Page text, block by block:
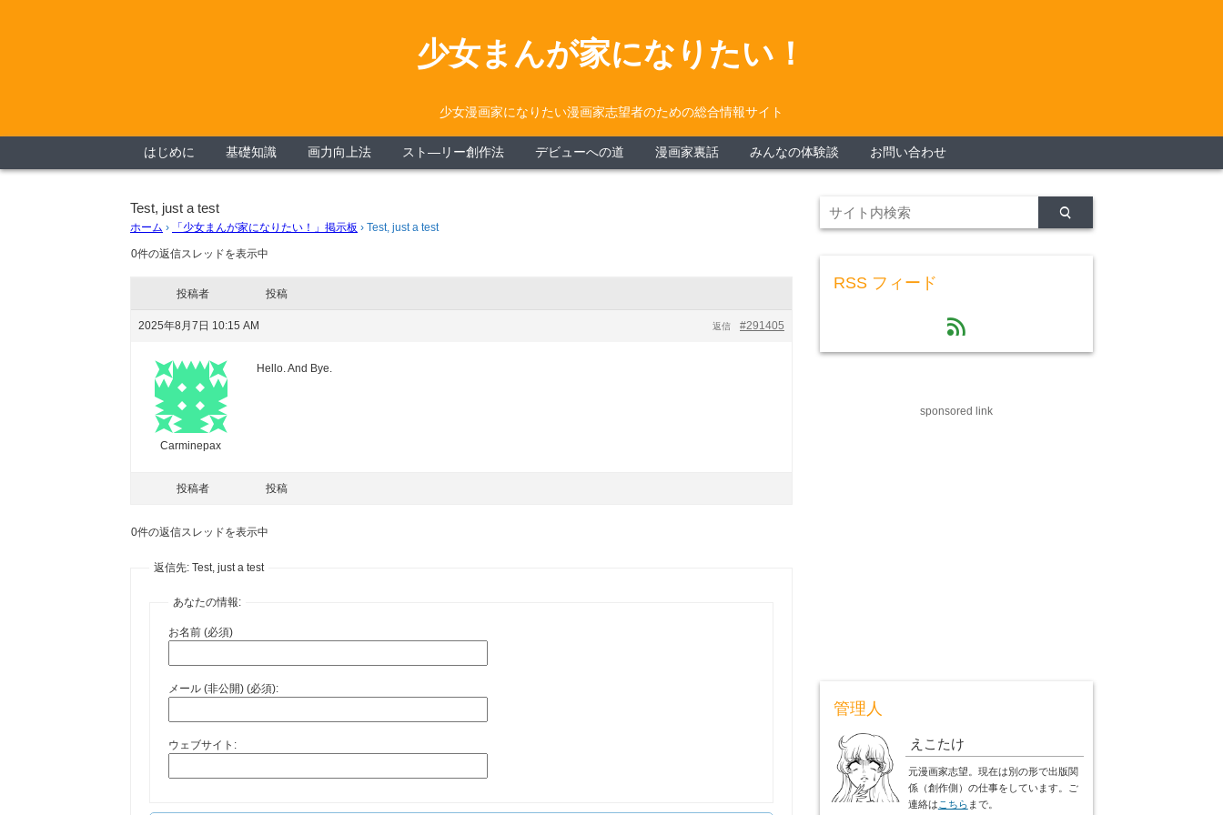
少女まんが家になりたい！
少女漫画家になりたい漫画家志望者のための総合情報サイト
はじめに 基礎知識 画力向上法 スト―リー創作法 デビューへの道 漫画家裏話 みんなの体験談 お問い合わせ
Test, just a test
ホーム › 「少女まんが家になりたい！」掲示板 › Test, just a test
0件の返信スレッドを表示中
投稿者 投稿
2025年8月7日 10:15 AM #291405
返信
Carminepax
Hello. And Bye.
投稿者 投稿
0件の返信スレッドを表示中
返信先: Test, just a test
あなたの情報:
お名前 (必須)
メール (非公開) (必須):
ウェブサイト:
RSS フィード
feed
sponsored link
管理人
えこたけ
元漫画家志望。現在は別の形で出版関
係（創作側）の仕事をしています。ご
連絡は こちら まで。